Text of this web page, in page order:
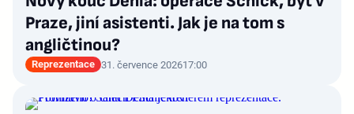
Praze, jiní asistenti. Jak je na tom s
angličtinou?
Reprezentace 31. července 202617:00